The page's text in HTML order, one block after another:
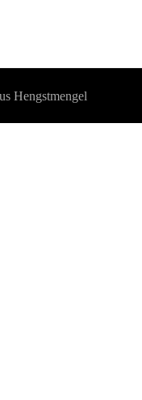
Hengstmengel